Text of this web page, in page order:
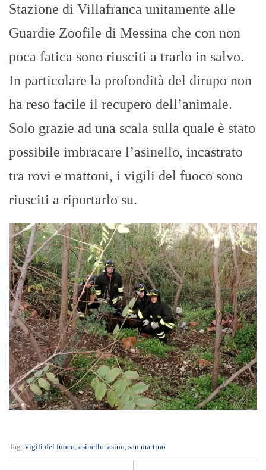
Stazione di Villafranca unitamente alle
Guardie Zoofile di Messina che con non
poca fatica sono riusciti a trarlo in salvo.
In particolare la profondità del dirupo non
ha reso facile il recupero dell’animale.
Solo grazie ad una scala sulla quale è stato
possibile imbracare l’asinello, incastrato
tra rovi e mattoni, i vigili del fuoco sono
riusciti a riportarlo su.
Tag: vigili del fuoco, asinello, asino, san martino